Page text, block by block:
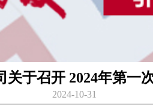
关于召开 2024年第一
2024-10-31